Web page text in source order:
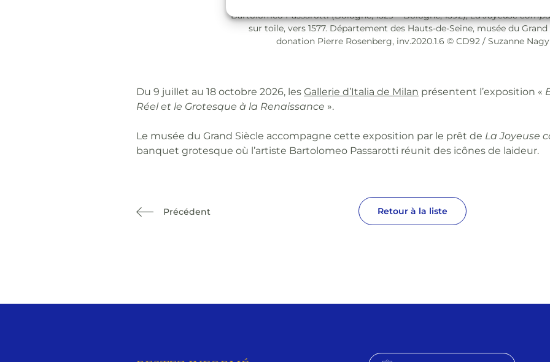
Bartolomeo Passarotti (Bologne, 1529 – Bologne, 1592),La Joyeuse
sur toile, vers 1577. Département des Hauts-de-Seine, musée du Grand
donation Pierre Rosenberg, inv.2020.1.6 © CD92 / Suzanne Nagy
Du 9 juillet au 18 octobre 2026, lesGallerie d’Italia de Milan présentent l’exposition «
Réel et le Grotesque à la Renaissance ».
Le musée du Grand Siècle accompagne cette exposition par le prêt de La Joyeuse
banquet grotesque où l’artiste Bartolomeo Passarotti réunit des icônes de laideur.
Précédent Retour à la liste